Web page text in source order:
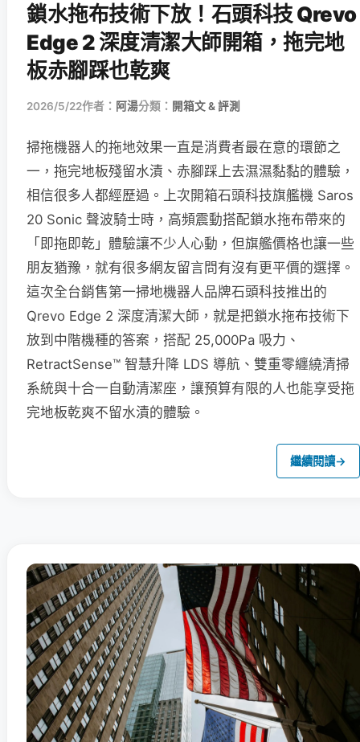
鎖水拖布技術下放！石頭科技 Qrevo
Edge 2 深度清潔大師開箱，拖完地
板赤腳踩也乾爽
2026/5/22作者： 阿湯分類： 開箱文 & 評測
掃拖機器人的拖地效果一直是消費者最在意的環節之
一，拖完地板殘留水漬、赤腳踩上去濕濕黏黏的體驗，
相信很多人都經歷過。上次開箱石頭科技旗艦機 Saros
20 Sonic 聲波騎士時，高頻震動搭配鎖水拖布帶來的
「即拖即乾」體驗讓不少人心動，但旗艦價格也讓一些
朋友猶豫，就有很多網友留言問有沒有更平價的選擇。
這次全台銷售第一掃地機器人品牌石頭科技推出的
Qrevo Edge 2 深度清潔大師，就是把鎖水拖布技術下
放到中階機種的答案，搭配 25,000Pa 吸力、
RetractSense™ 智慧升降 LDS 導航、雙重零纏繞清掃
系統與十合一自動清潔座，讓預算有限的人也能享受拖
完地板乾爽不留水漬的體驗。
繼續閱讀→